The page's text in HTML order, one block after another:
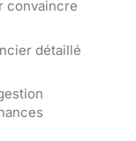
convaincre
détaillé